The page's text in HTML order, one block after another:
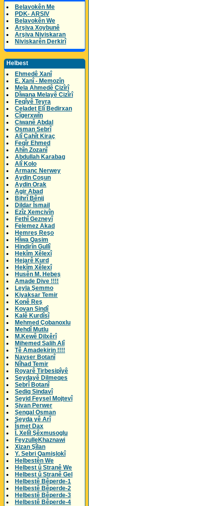
Belavokên Me
PDK- ARSIV
Belavokên We
Arşiva Xoybunê
Arşiva Niviskaran
Niviskarên Derkirî
Helbest
Ehmedê Xanî
E. Xanî - Memozîn
Mela Ahmedê Cizîrî
Dîwana Melayê Cizîrî
Feqîyê Teyra
Celadet Elî Bedirxan
Cîgerxwîn
Ciwanê Abdal
Osman Sebrî
Alî Cahît Kiraç
Feqîr Ehmed
Ahîn Zozanî
Abdullah Karabag
Alî Kolo
Armanc Nerwey
Aydin Coşun
Aydin Orak
Agir Abad
Bihrî Bênij
Dildar Îsmail
Ezîz Xemcivîn
Fethî Gezneyî
Felemez Akad
Hemreş Reşo
Hîwa Qasim
Hindirîn Gullî
Hekîm Xêlexî
Hejarê Kurd
Hekîm Xêlexî
Husên M. Hebeş
Amade Dive !!!!
Leyla Şemmo
Kiyaksar Temir
Konê Reş
Kovan Sindî
Kalê Kurdîsî
Mehmed Çobanoxlu
Mehdî Mutlu
M.Kewê Dilxêrî
Mihemed Salih Alî
Tê Amadekirin !!!!
Navser Botanî
Nîhad Temir
Royarê Tirbesipîyê
Seydayê Dilmeqes
Sebrî Botanî
Sediq Sindavî
Seyid Feysel Mojtevî
Şivan Perwer
Şengal Osman
Seyda yê Arî
Îsmet Dax
Î. Xelîl Şêxmusoglu
FeyzulleKhaznawi
Xizan Şîlan
Y. Sebri Qamişlokî
Helbestên We
Helbest û Stranê We
Helbest û Stranê Gel
Helbestê Bêperde-1
Helbestê Bêperde-2
Helbestê Bêperde-3
Helbestê Bêperde-4